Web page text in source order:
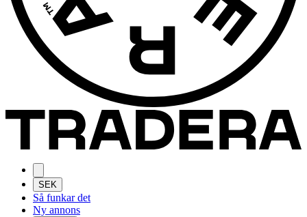
SEK
Så funkar det
Ny annons